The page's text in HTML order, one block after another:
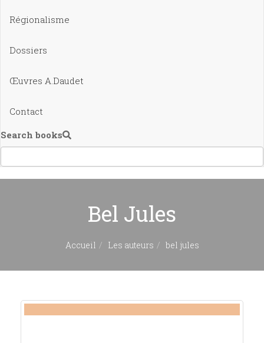
Régionalisme
Dossiers
Œuvres A.Daudet
Contact
Search books
Bel Jules
Accueil Les auteurs bel jules